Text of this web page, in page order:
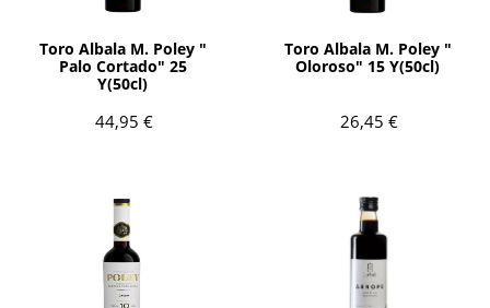
Toro Albala M. Poley "
Palo Cortado" 25
Y(50cl)
44,95 €
AÑADIR
Toro Albala M. Poley "
Oloroso" 15 Y(50cl)
26,45 €
AÑADIR